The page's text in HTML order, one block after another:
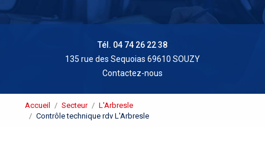
Tél. 04 74 26 22 38
135 rue des Sequoias 69610 SOUZY
Contactez-nous
Accueil Secteur
L'Arbresle
Contrôle technique rdv L'Arbresle